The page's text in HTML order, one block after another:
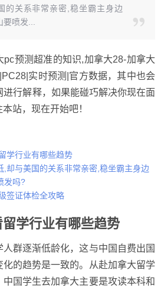
的关系非常亲密,稳坐霸主身边
喷发...
pc预测超准的知识,加拿大28-加拿大
实时预测|官方数据，其中也会
进行解释，如果能碰巧解决你现在面
站，现在开始吧！
学行业有哪些趋势
,却与美国的关系非常亲密,稳坐霸主身边
发吗?
签证体检全攻略
学行业有哪些趋势
群逐渐低龄化，这与中国自费出国
的趋势是一致的。从赴加拿大留学
国学生去加拿大主要是攻读本科和